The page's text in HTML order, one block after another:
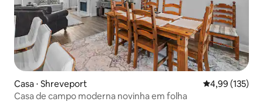
Casa ⋅ Shreveport 4,99 de uma
4,99 (135)
Casa de campo moderna novinha em folha